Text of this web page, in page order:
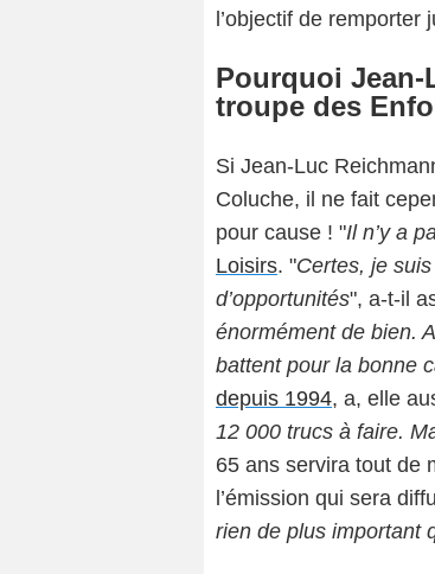
l’objectif de
Pourquoi Jean-
troupe des
Si Jean-Luc
Coluche, il ne fait
pour cause ! "Il n’y a
Loisirs. "Certes, je
d’opportunités", a-t-il
énormément de bien.
battent pour la bonne
depuis 1994, a, elle
12 000 trucs à faire.
65 ans servira tout de
l’émission qui sera
rien de plus important